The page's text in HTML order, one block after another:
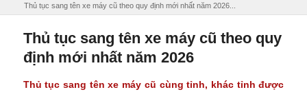
Thủ tục sang tên xe máy cũ theo quy định mới nhất năm 2026...
Thủ tục sang tên xe máy cũ theo quy
định mới nhất năm 2026
Thủ tụcsang tên xe máy cũ cùng tỉnh, khác tỉnh được